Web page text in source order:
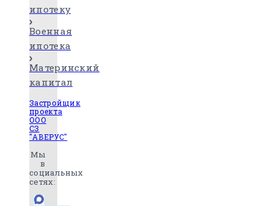
ипотеку
Военная
ипотека
Материнский
капитал
Застройщик
проекта
ООО
СЗ
"АВЕРУС"
Мы
в
социальных
сетях: